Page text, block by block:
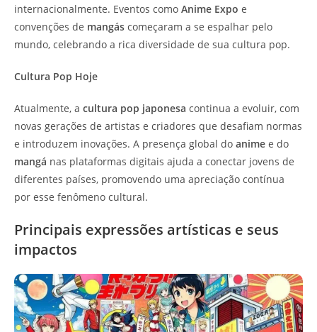
internacionalmente. Eventos como Anime Expo e
convenções de mangás começaram a se espalhar pelo
mundo, celebrando a rica diversidade de sua cultura pop.
Cultura Pop Hoje
Atualmente, a cultura pop japonesa continua a evoluir, com
novas gerações de artistas e criadores que desafiam normas
e introduzem inovações. A presença global do anime e do
mangá nas plataformas digitais ajuda a conectar jovens de
diferentes países, promovendo uma apreciação contínua
por esse fenômeno cultural.
Principais expressões artísticas e seus
impactos